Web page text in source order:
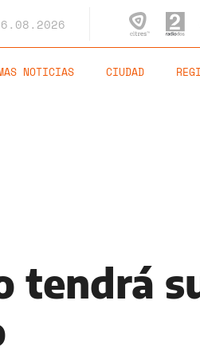
NOTICIAS CIUDAD
tendrá